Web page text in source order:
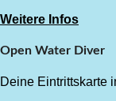
Weitere Infos
Open Water Diver
Deine Eintrittskarte